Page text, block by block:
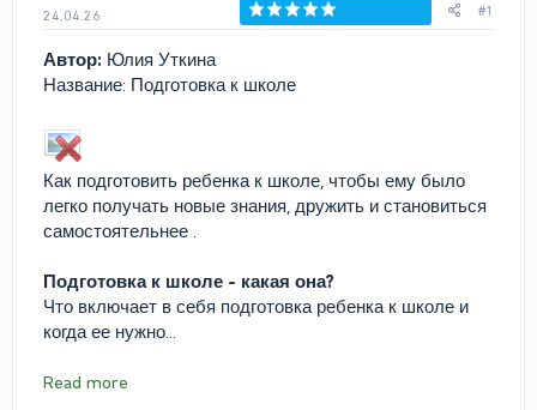
24.04.26
Голосов: 0
#1
Автор: Юлия Уткина
Название: Подготовка к школе
Как подготовить ребенка к школе, чтобы ему было
легко получать новые знания, дружить и становиться
самостоятельнее .
Подготовка к школе - какая она?
Что включает в себя подготовка ребенка к школе и
когда ее нужно...
Read more